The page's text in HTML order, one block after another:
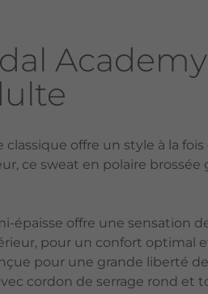
classique offre un style à la
ce sweat en polaire
épaisse offre une sensation
pour un confort optimal
pour une grande liberté
cordon de serrage rond et